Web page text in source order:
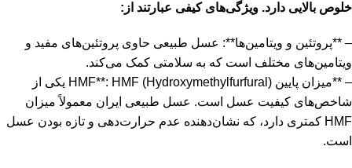
خلوص بالایی دارد. ویژگی‌های کیفی عبارتند از:
– **پروتئین و ویتامین‌ها**: عسل طبیعی حاوی پروتئین‌های مفید و
ویتامین‌های مختلف است که به سلامتی کمک می‌کند.
– **میزان پایین HMF**: HMF (Hydroxymethylfurfural) یکی از
شاخص‌های کیفیت عسل است. عسل طبیعی ایران معمولاً میزان
HMF کمتری دارد، که نشان‌دهنده عدم حرارت‌دهی و تازه بودن عسل
است.